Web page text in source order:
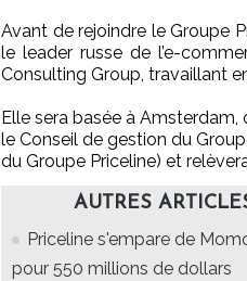
Avant de rejoindre le Groupe
le leader russe de l’e-
Consulting Group, travaillant
Elle sera basée à Amsterdam,
le Conseil de gestion du
du Groupe Priceline) et
AUTRES
Priceline s'empare de
pour 550 millions de dollars